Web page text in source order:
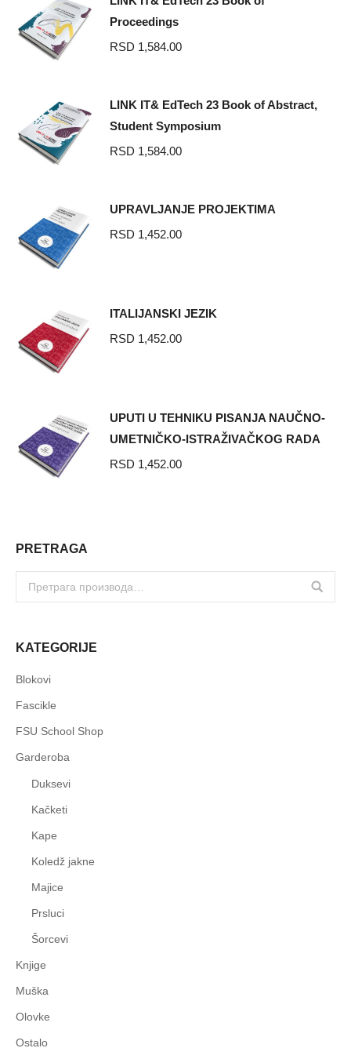
Proceedings
RSD 1,584.00
LINK IT& EdTech 23 Book of Abstract,
Student Symposium
RSD 1,584.00
UPRAVLJANJE PROJEKTIMA
RSD 1,452.00
ITALIJANSKI JEZIK
RSD 1,452.00
UPUTI U TEHNIKU PISANJA NAUČNO-
UMETNIČKO-ISTRAŽIVAČKOG RADA
RSD 1,452.00
PRETRAGA
KATEGORIJE
Blokovi
Fascikle
FSU School Shop
Garderoba
Duksevi
Kačketi
Kape
Koledž jakne
Majice
Prsluci
Šorcevi
Knjige
Muška
Olovke
Ostalo